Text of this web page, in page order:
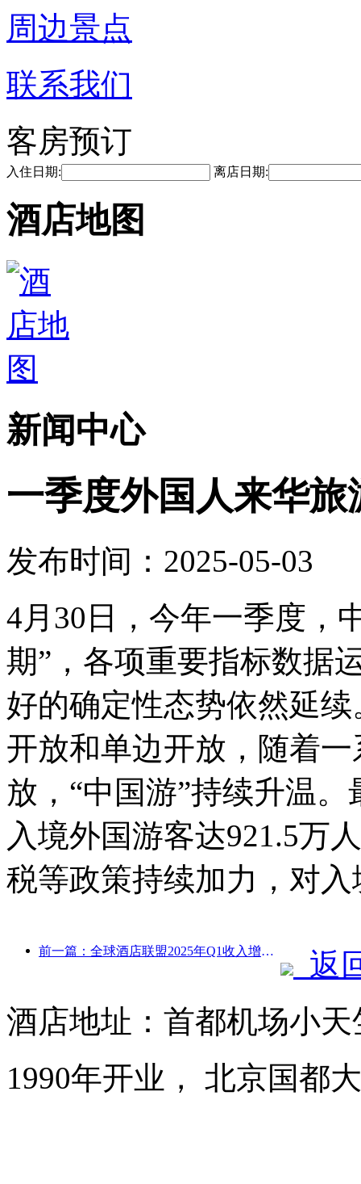
周边景点
联系我们
客房预订
入住日期: 离店日期:
酒店地图
新闻中心
一季度外国人来华旅
发布时间：2025-05-03
4月30日，今年一季度，
期”，各项重要指标数据
好的确定性态势依然延
开放和单边开放，随着
放，“中国游”持续升温
入境外国游客达921.5万
税等政策持续加力，对
前一篇：全球酒店联盟2025年Q1收入增长15%
返
酒店地址：首都机场小
1990年开业， 北京国